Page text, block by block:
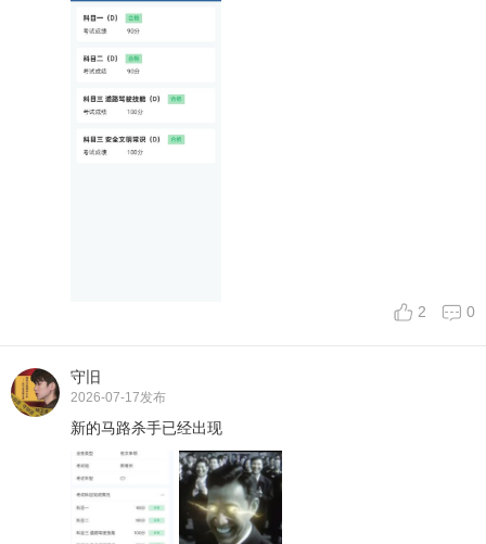
2 0
守旧
2026-07-17发布
新的马路杀手已经出现